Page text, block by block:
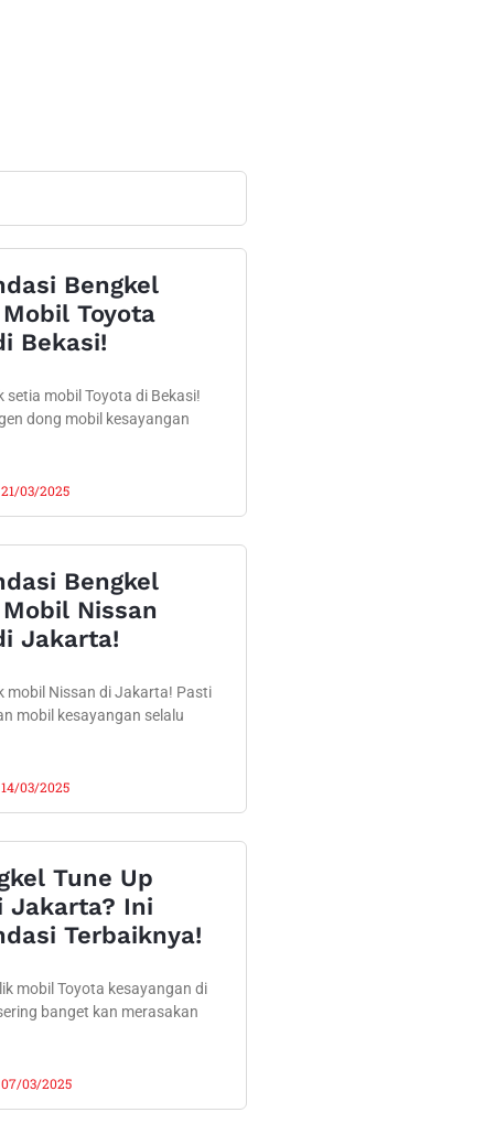
Bengkel
Toyota
Bekasi!
setia mobil Toyota di Bekasi!
dong mobil kesayangan
21/03/2025
Bengkel
Nissan
Jakarta!
mobil Nissan di Jakarta! Pasti
mobil kesayangan selalu
14/03/2025
Tune Up
Jakarta? Ini
Terbaiknya!
mobil Toyota kesayangan di
banget kan merasakan
07/03/2025